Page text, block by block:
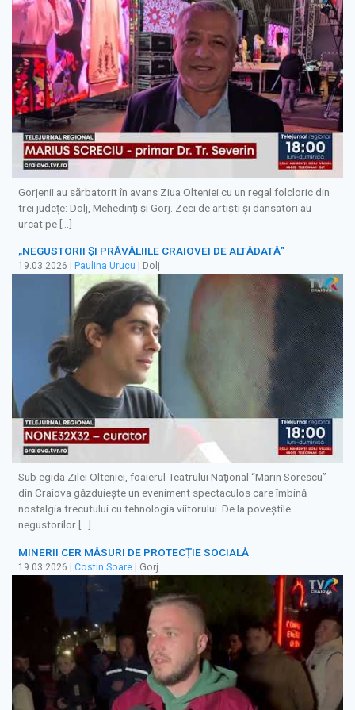
Gorjenii au sărbatorit în avans Ziua Olteniei cu un regal folcloric din
trei județe: Dolj, Mehedinți și Gorj. Zeci de artiști și dansatori au
urcat pe […]
„NEGUSTORII ȘI PRĂVĂLIILE CRAIOVEI DE ALTĂDATĂ”
19.03.2026 Paulina Urucu | Dolj
Sub egida Zilei Olteniei, foaierul Teatrului Naţional “Marin Sorescu”
din Craiova găzduieşte un eveniment spectaculos care îmbină
nostalgia trecutului cu tehnologia viitorului. De la poveştile
negustorilor […]
MINERII CER MĂSURI DE PROTECȚIE SOCIALĂ
19.03.2026 | Costin Soare | Gorj